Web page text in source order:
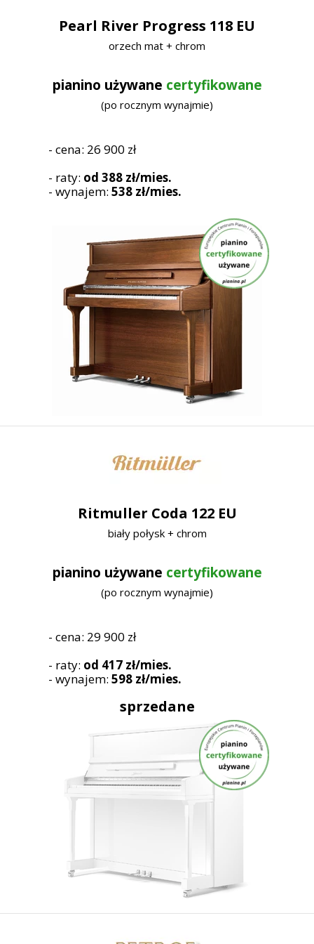
sprzedane
Ritmuller Coda 122 EU
biały połysk + chrom
pianino używane certyfikowane
(po rocznym wynajmie)
- cena: 29 900 zł
- raty: od 417 zł/mies.
- wynajem: 598 zł/mies.
Pearl River Progress 118 EU
orzech mat + chrom
pianino używane certyfikowane
(po rocznym wynajmie)
- cena: 26 900 zł
- raty: od 388 zł/mies.
- wynajem: 538 zł/mies.